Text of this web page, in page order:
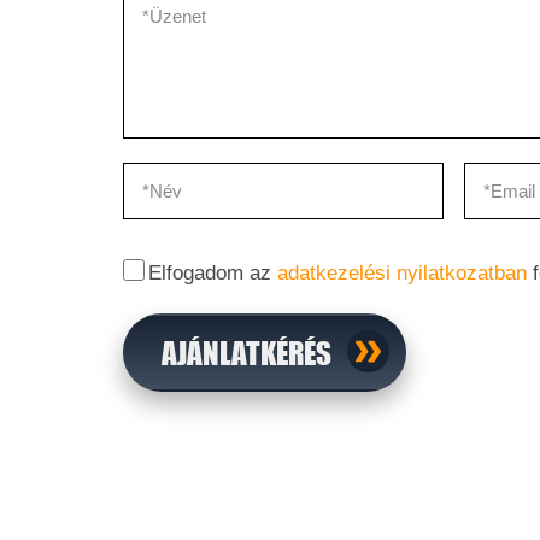
Elfogadom az adatkezelési nyilatkozatban
AJÁNLATKÉRÉS